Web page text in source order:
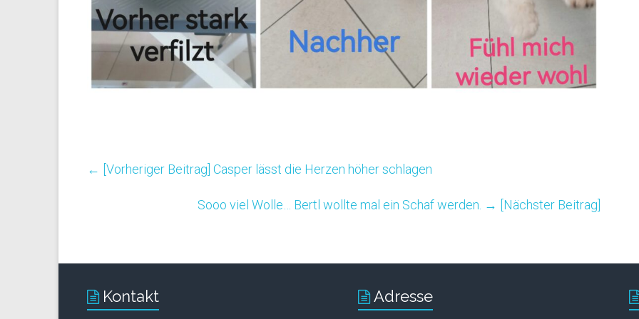
← [Vorheriger Beitrag] Casper lässt die Herzen höher schlagen
Sooo viel Wolle… Bertl wollte mal ein Schaf werden. → [Nächster Beitrag]
Kontakt Adresse